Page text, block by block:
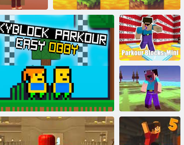
Parkour Block 7
Roblox obby:
solo su
Blocchi di
Parkour: Mini
Parkour Craft